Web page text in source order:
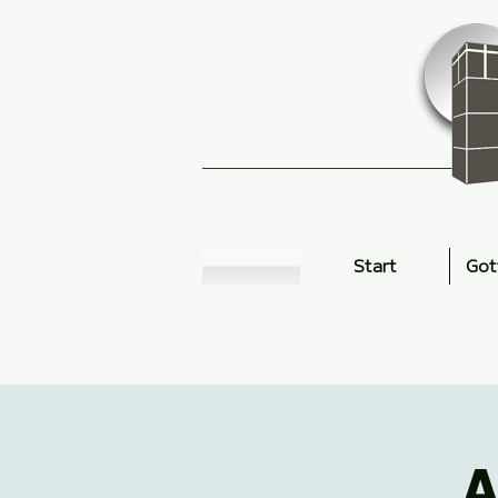
Start